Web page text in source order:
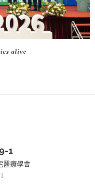
alive
1
醫療學會